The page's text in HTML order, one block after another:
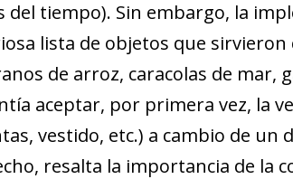
(opens in a new window)
a new window)
del tiempo). Sin embargo, la
lista de objetos que
de arroz, caracolas de mar,
aceptar, por primera vez, la
vestido, etc.) a cambio de un
resalta la importancia de la